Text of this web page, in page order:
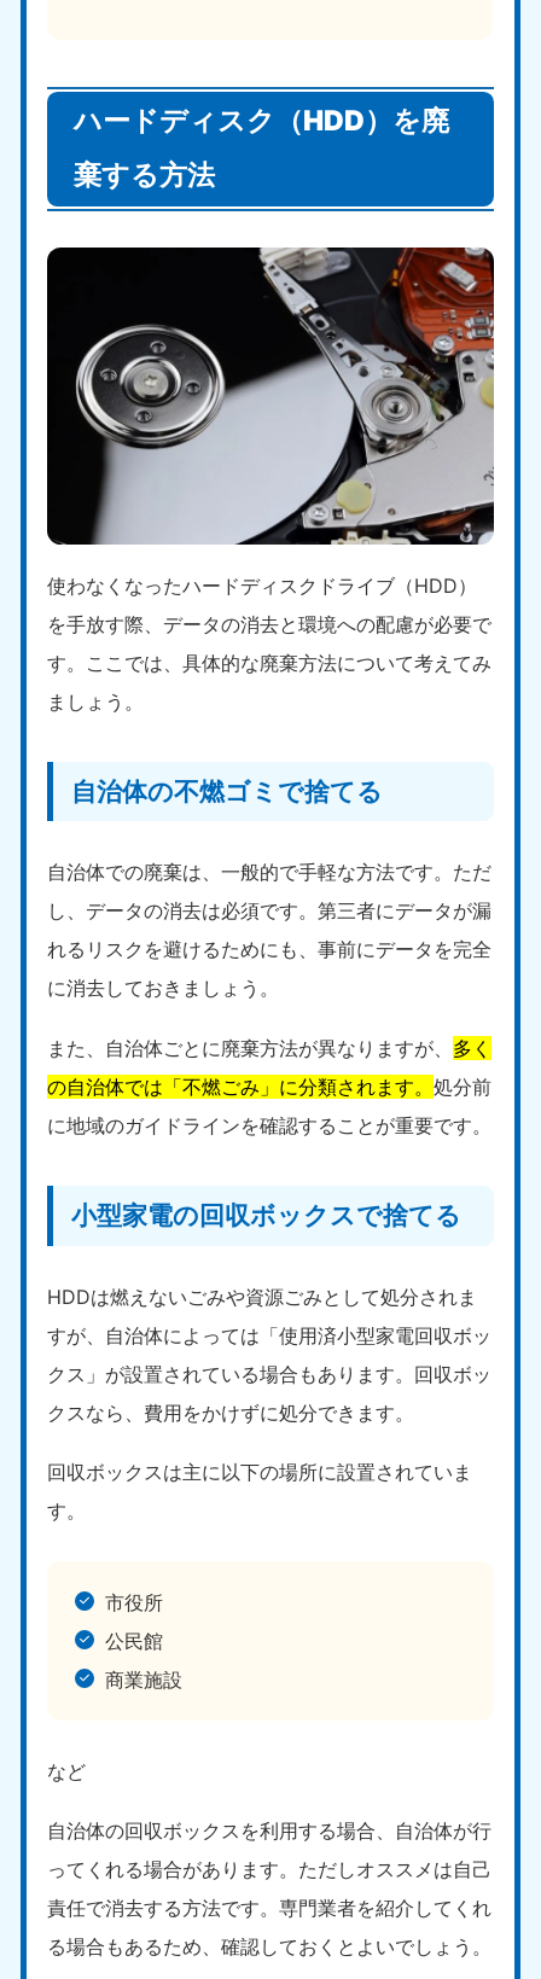
ハードディスク（HDD）を廃
棄する方法
使わなくなったハードディスクドライブ（HDD）
を手放す際、データの消去と環境への配慮が必要で
す。ここでは、具体的な廃棄方法について考えてみ
ましょう。
自治体の不燃ゴミで捨てる
自治体での廃棄は、一般的で手軽な方法です。ただ
し、データの消去は必須です。第三者にデータが漏
れるリスクを避けるためにも、事前にデータを完全
に消去しておきましょう。
また、自治体ごとに廃棄方法が異なりますが、 多く
の自治体では「不燃ごみ」に分類されます。処分前
に地域のガイドラインを確認することが重要です。
小型家電の回収ボックスで捨てる
HDDは燃えないごみや資源ごみとして処分されま
すが、自治体によっては「使用済小型家電回収ボッ
クス」が設置されている場合もあります。回収ボッ
クスなら、費用をかけずに処分できます。
回収ボックスは主に以下の場所に設置されていま
す。
市役所
公民館
商業施設
など
自治体の回収ボックスを利用する場合、自治体が行
ってくれる場合があります。ただしオススメは自己
責任で消去する方法です。専門業者を紹介してくれ
る場合もあるため、確認しておくとよいでしょう。